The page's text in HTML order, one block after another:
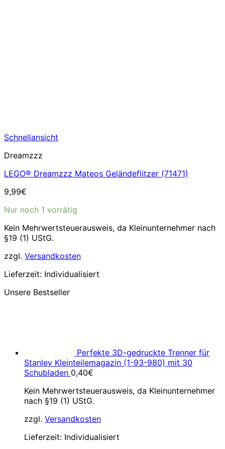
Schnellansicht
Dreamzzz
LEGO® Dreamzzz Mateos Geländeflitzer (71471)
9,99€
Nur noch 1 vorrätig
Kein Mehrwertsteuerausweis, da Kleinunternehmer nach
§19 (1) UStG.
zzgl. Versandkosten
Lieferzeit: Individualisiert
Unsere Bestseller
Perfekte 3D-gedruckte Trenner für
Stanley Kleinteilemagazin (1-93-980) mit 30
Schubladen 0,40€
Kein Mehrwertsteuerausweis, da Kleinunternehmer
nach §19 (1) UStG.
zzgl. Versandkosten
Lieferzeit: Individualisiert